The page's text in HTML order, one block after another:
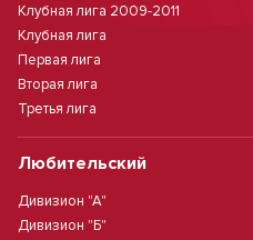
Клубная лига 2009-2011
Клубная лига
Первая лига
Вторая лига
Третья лига
Любительский
Дивизион "А"
Дивизион "Б"